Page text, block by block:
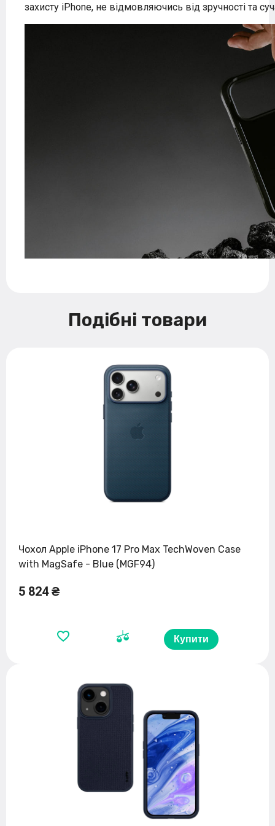
захисту iPhone, не відмовляючись від зручності та
Подібні товари
Чохол Apple iPhone 17 Pro Max TechWoven Case
with MagSafe - Blue (MGF94)
5 824 ₴
Купити